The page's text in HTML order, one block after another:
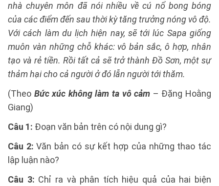
nhà chuyên môn đã nói nhiều về cú nổ bong bóng
của các điểm đến sau thời kỳ tăng trưởng nóng vô độ.
Với cách làm du lịch hiện nay, sẽ tới lúc Sapa giống
muôn vàn những chỗ khác: vô bản sắc, ô hợp, nhân
tạo và rẻ tiền. Rồi tất cả sẽ trở thành Đồ Sơn, một sự
thảm hại cho cả người ở đó lẫn người tới thăm.
(Theo Bức xúc không làm ta vô cảm – Đặng Hoằng
Giang)
Câu 1: Đoạn văn bản trên có nội dung gì?
Câu 2: Văn bản có sự kết hợp của những thao tác
lập luận nào?
Câu 3: Chỉ ra và phân tích hiệu quả của hai biện